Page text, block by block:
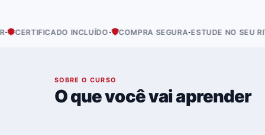
INCLUÍDO · COMPRA SEGURA·ESTUDE NO SEU RITMO·
SOBRE O CURSO
O que você vai aprender